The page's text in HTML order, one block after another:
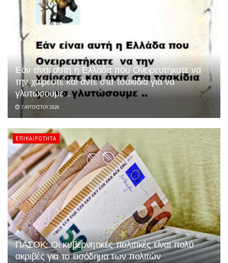
Εάν είναι αυτή η Ελλάδα που Ονειρευτήκατε να
την χαίρεστε και άντε στα τσακίδια για να
γλυτώσουμε ..
7 ΑΥΓΟΎΣΤΟΥ 2026
ΕΠΙΚΑΙΡΌΤΗΤΑ
ΠΑΣΟΚ: Οι κυβερνητικές πολιτικές είναι πολύ
ακριβές για το εισόδημα των πολιτών